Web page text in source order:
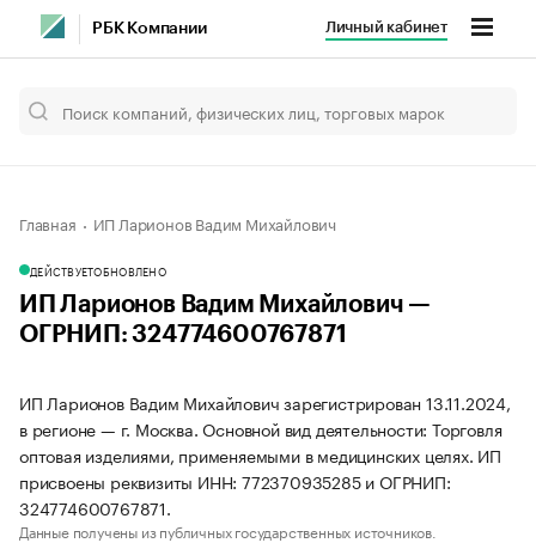
РБК Компании Личный кабинет
Главная ИП Ларионов Вадим Михайлович
ДЕЙСТВУЕТОБНОВЛЕНО
ИП Ларионов Вадим Михайлович —
ОГРНИП: 324774600767871
ИП Ларионов Вадим Михайлович зарегистрирован 13.11.2024,
в регионе — г. Москва. Основной вид деятельности: Торговля
оптовая изделиями, применяемыми в медицинских целях. ИП
присвоены реквизиты ИНН: 772370935285 и ОГРНИП:
324774600767871.
Данные получены из публичных государственных источников.